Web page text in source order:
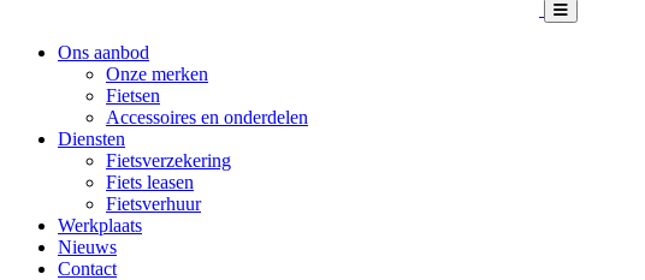
Ons aanbod
Onze merken
Fietsen
Accessoires en onderdelen
Diensten
Fietsverzekering
Fiets leasen
Fietsverhuur
Werkplaats
Nieuws
Contact